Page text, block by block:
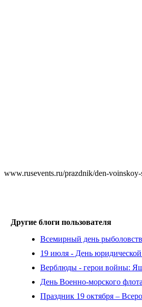
www.rusevents.ru/prazdnik/den-
Другие блоги пользователя
Всемирный день
19 июля - День
Верблюды - герои войны:
День Военно-морского
Праздник 19 октября –